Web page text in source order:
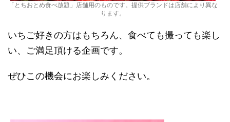
「とちおとめ食べ放題」店舗用のものです。提供ブランドは店舗により異な
ります。
いちご好きの方はもちろん、食べても撮っても楽し
い、ご満足頂ける企画です。
ぜひこの機会にお楽しみください。